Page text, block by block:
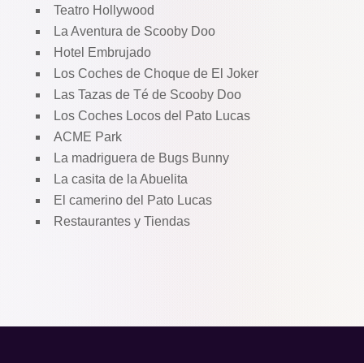
Teatro Hollywood
La Aventura de Scooby Doo
Hotel Embrujado
Los Coches de Choque de El Joker
Las Tazas de Té de Scooby Doo
Los Coches Locos del Pato Lucas
ACME Park
La madriguera de Bugs Bunny
La casita de la Abuelita
El camerino del Pato Lucas
Restaurantes y Tiendas